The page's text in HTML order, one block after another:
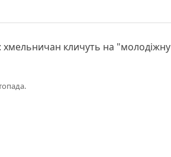
хмельничан кличуть на "молодіжну